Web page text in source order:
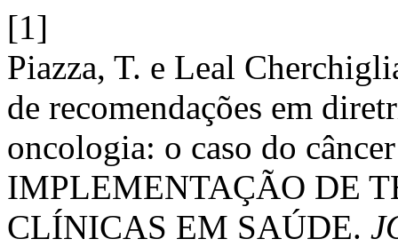
[1]
Piazza, T. e Leal
de recomendações em
oncologia: o caso do
IMPLEMENTAÇÃO DE
CLÍNICAS EM SAÚDE.